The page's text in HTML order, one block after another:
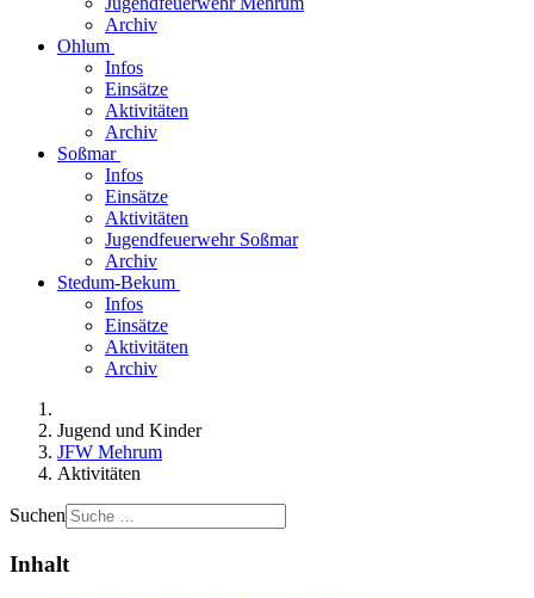
Archiv
Ohlum
Infos
Einsätze
Aktivitäten
Archiv
Soßmar
Infos
Einsätze
Aktivitäten
Jugendfeuerwehr Soßmar
Archiv
Stedum-Bekum
Infos
Einsätze
Aktivitäten
Archiv
Jugend und Kinder
JFW Mehrum
Aktivitäten
Suchen
Inhalt